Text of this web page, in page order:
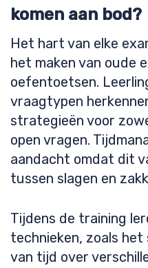
komen aan bod?
Het hart van elke
het maken van oude
oefentoetsen.
vraagtypen
strategieën voor
open vragen.
aandacht omdat dit
tussen slagen en
Tijdens de training
technieken, zoals
van tijd over